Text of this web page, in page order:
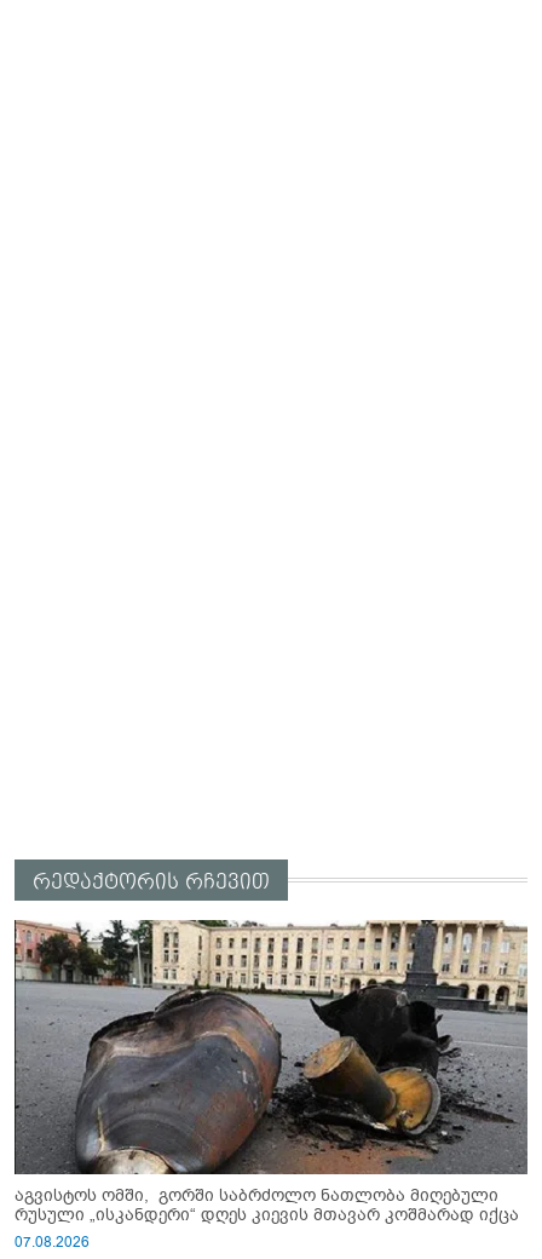
რედაქტორის რჩევით
აგვისტოს ომში, გორში საბრძოლო ნათლობა მიღებული
რუსული „ისკანდერი“ დღეს კიევის მთავარ კოშმარად იქცა
07.08.2026